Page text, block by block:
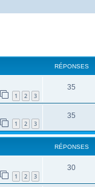
RÉPONSES
1 2 3
35
1 2 3
35
RÉPONSES
1 2 3
30